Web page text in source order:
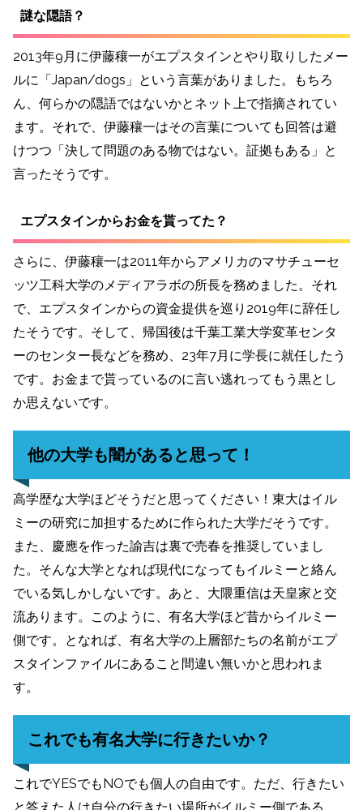
謎な隠語？
2013年9月に伊藤穰一がエプスタインとやり取りしたメー
ルに「Japan/dogs」という言葉がありました。もちろ
ん、何らかの隠語ではないかとネット上で指摘されてい
ます。それで、伊藤穰一はその言葉についても回答は避
けつつ「決して問題のある物ではない。証拠もある」と
言ったそうです。
エプスタインからお金を貰ってた？
さらに、伊藤穰一は2011年からアメリカのマサチューセ
ッツ工科大学のメディアラボの所長を務めました。それ
で、エプスタインからの資金提供を巡り2019年に辞任し
たそうです。そして、帰国後は千葉工業大学変革センタ
ーのセンター長などを務め、23年7月に学長に就任したう
です。お金まで貰っているのに言い逃れってもう黒とし
か思えないです。
他の大学も闇があると思って！
高学歴な大学ほどそうだと思ってください！東大はイル
ミーの研究に加担するために作られた大学だそうです。
また、慶應を作った諭吉は裏で売春を推奨していまし
た。そんな大学となれば現代になってもイルミーと絡ん
でいる気しかしないです。あと、大隈重信は天皇家と交
流あります。このように、有名大学ほど昔からイルミー
側です。となれば、有名大学の上層部たちの名前がエプ
スタインファイルにあること間違い無いかと思われま
す。
これでも有名大学に行きたいか？
これでYESでもNOでも個人の自由です。ただ、行きたい